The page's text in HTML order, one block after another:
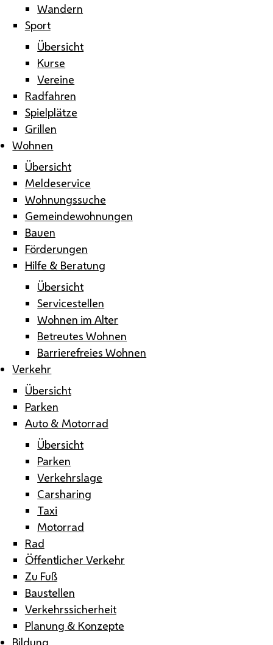
Wandern
Sport
Übersicht
Kurse
Vereine
Radfahren
Spielplätze
Grillen
Wohnen
Übersicht
Meldeservice
Wohnungssuche
Gemeindewohnungen
Bauen
Förderungen
Hilfe & Beratung
Übersicht
Servicestellen
Wohnen im Alter
Betreutes Wohnen
Barrierefreies Wohnen
Verkehr
Übersicht
Parken
Auto & Motorrad
Übersicht
Parken
Verkehrslage
Carsharing
Taxi
Motorrad
Rad
Öffentlicher Verkehr
Zu Fuß
Baustellen
Verkehrssicherheit
Planung & Konzepte
Bildung